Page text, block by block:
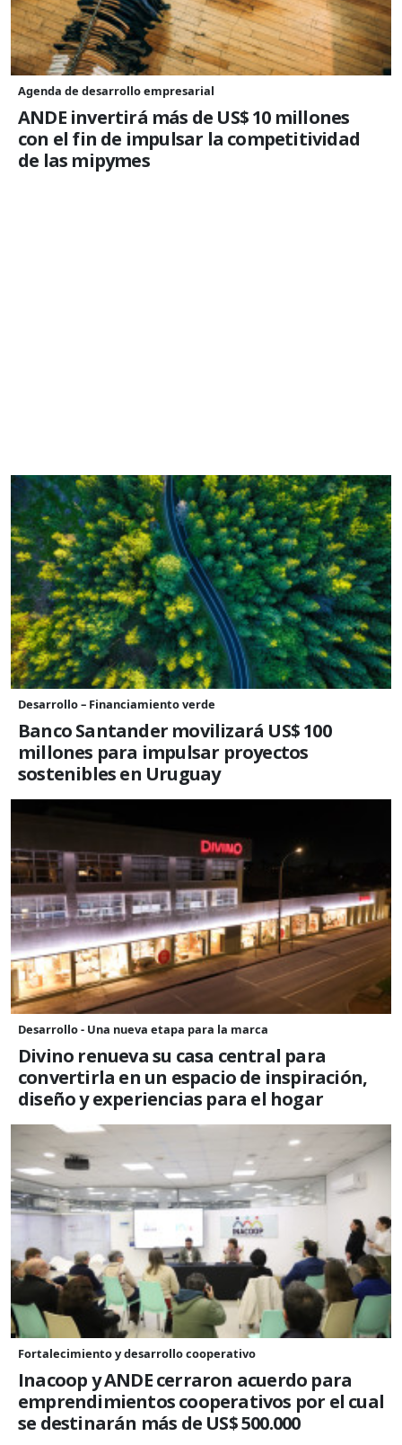
Agenda de desarrollo empresarial
ANDE invertirá más de US$ 10 millones
con el fin de impulsar la competitividad
de las mipymes
Desarrollo – Financiamiento verde
Banco Santander movilizará US$ 100
millones para impulsar proyectos
sostenibles en Uruguay
Desarrollo - Una nueva etapa para la marca
Divino renueva su casa central para
convertirla en un espacio de inspiración,
diseño y experiencias para el hogar
Fortalecimiento y desarrollo cooperativo
Inacoop y ANDE cerraron acuerdo para
emprendimientos cooperativos por el cual
se destinarán más de US$ 500.000